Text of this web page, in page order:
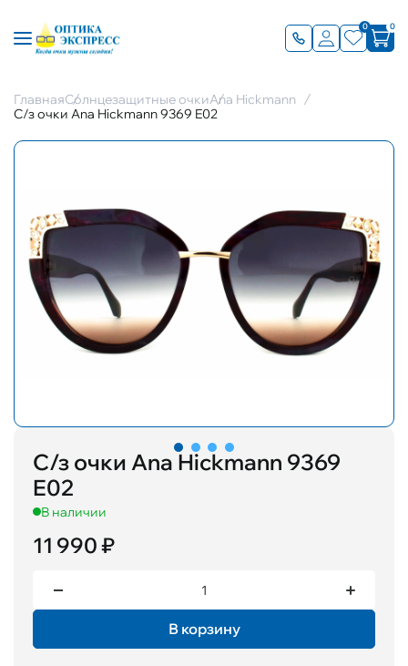
0 0
ГлавнаяСолнцезащитные очкиAna Hickmann
С/з очки Ana Hickmann 9369 E02
С/з очки Ana Hickmann 9369
E02
В наличии
11 990 ₽
В корзину